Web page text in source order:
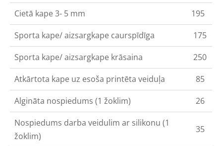
Cietā kape 3- 5 mm
195
Sporta kape/ aizsargkape caurspīdīga
175
Sporta kape/ aizsargkape krāsaina
250
Atkārtota kape uz esoša printēta veiduļa
85
Algināta nospiedums (1 žoklim)
26
Nospiedums darba veidulim ar silikonu (1
žoklim)
35